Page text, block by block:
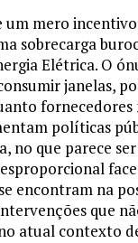
um mero
sobrecarga
Elétrica. O
janelas,
políticas
no que parece
encontram na
que
atual contexto